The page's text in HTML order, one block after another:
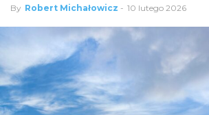
By Robert Michałowicz - 10 lutego 2026